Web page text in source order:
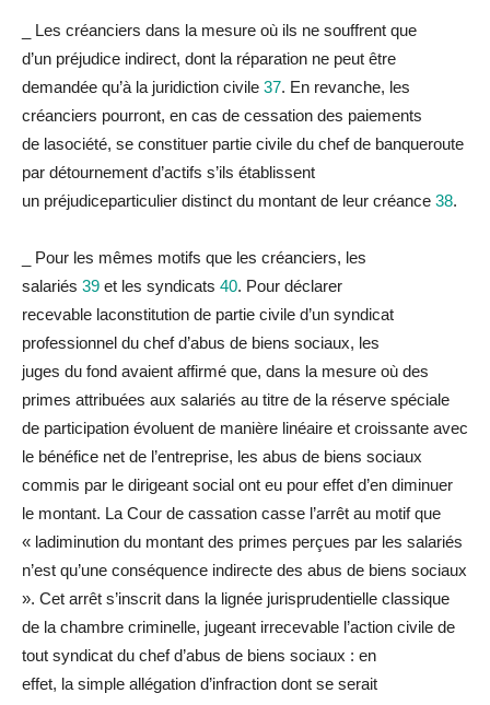
Les créanciers dans la mesure où ils ne souffrent que
d’un préjudice indirect, dont la réparation ne peut être
demandée qu’à la juridiction civile 37. En revanche, les
créanciers pourront, en cas de cessation des paiements
de lasociété, se constituer partie civile du chef de banqueroute
par détournement d’actifs s’ils établissent
un préjudiceparticulier distinct du montant de leur créance 38.
_ Pour les mêmes motifs que les créanciers, les
salariés 39 et les syndicats 40. Pour déclarer
recevable laconstitution de partie civile d’un syndicat
professionnel du chef d’abus de biens sociaux, les
juges du fond avaient affirmé que, dans la mesure où des
primes attribuées aux salariés au titre de la réserve spéciale
de participation évoluent de manière linéaire et croissante avec
le bénéfice net de l’entreprise, les abus de biens sociaux
commis par le dirigeant social ont eu pour effet d’en diminuer
le montant. La Cour de cassation casse l’arrêt au motif que
« ladiminution du montant des primes perçues par les salariés
n’est qu’une conséquence indirecte des abus de biens sociaux
». Cet arrêt s’inscrit dans la lignée jurisprudentielle classique
de la chambre criminelle, jugeant irrecevable l’action civile de
tout syndicat du chef d’abus de biens sociaux : en
effet, la simple allégation d’infraction dont se serait